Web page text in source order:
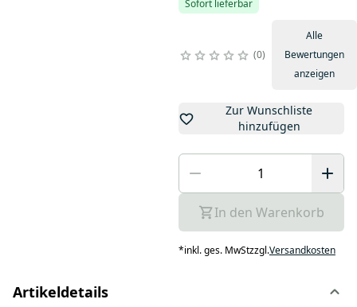
Sofort lieferbar
0
Alle
Bewertungen
anzeigen
Zur Wunschliste
hinzufügen
In den Warenkorb
*inkl. ges. MwStzzgl.Versandkosten
Artikeldetails